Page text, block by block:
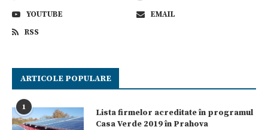
YOUTUBE
EMAIL
RSS
ARTICOLE POPULARE
1
Lista firmelor acreditate în programul
Casa Verde 2019 în Prahova